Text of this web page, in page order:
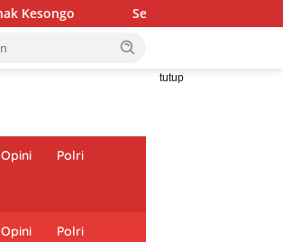
Sentuh Hati Generasi Muda: Satgas
tutup
Opini Polri
Opini Polri